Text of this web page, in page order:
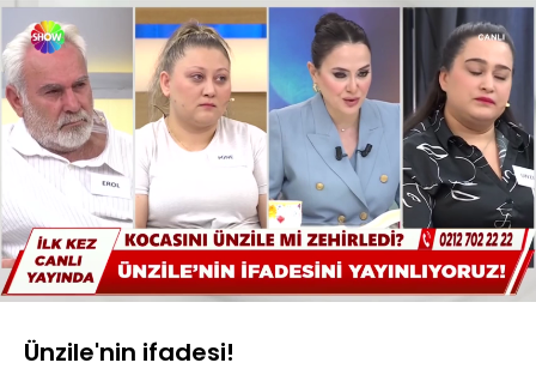
Sesi
Aç
Yüklendi:
21.45%
Oynatma
Hızı
Ünzile'nin ifadesi!